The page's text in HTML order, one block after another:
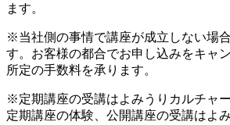
ます。
※当社側の事情で講座が成立しない場
す。お客様の都合でお申し込みをキャ
所定の手数料を承ります。
※定期講座の受講はよみうりカルチャ
定期講座の体験、公開講座の受講はよ